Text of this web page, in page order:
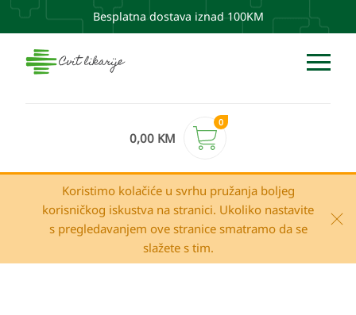
Besplatna dostava iznad 100KM
0,00 KM
0
Koristimo kolačiće u svrhu pružanja boljeg
korisničkog iskustva na stranici. Ukoliko nastavite
s pregledavanjem ove stranice smatramo da se
slažete s tim.